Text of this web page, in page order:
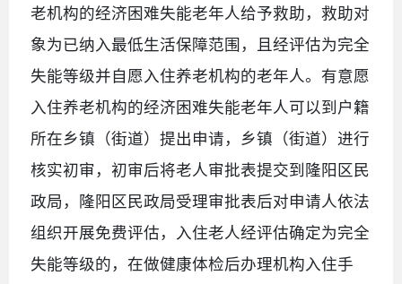
老机构的经济困难失能老年人给予救助，救助对
象为已纳入最低生活保障范围，且经评估为完全
失能等级并自愿入住养老机构的老年人。有意愿
入住养老机构的经济困难失能老年人可以到户籍
所在乡镇（街道）提出申请，乡镇（街道）进行
核实初审，初审后将老人审批表提交到隆阳区民
政局，隆阳区民政局受理审批表后对申请人依法
组织开展免费评估，入住老人经评估确定为完全
失能等级的，在做健康体检后办理机构入住手